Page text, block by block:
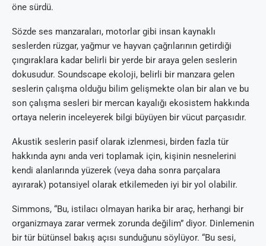
öne sürdü.
Sözde ses manzaraları, motorlar gibi insan kaynaklı
seslerden rüzgar, yağmur ve hayvan çağrılarının getirdiği
çıngıraklara kadar belirli bir yerde bir araya gelen seslerin
dokusudur. Soundscape ekoloji, belirli bir manzara gelen
seslerin çalışma olduğu bilim gelişmekte olan bir alan ve bu
son çalışma sesleri bir mercan kayalığı ekosistem hakkında
ortaya nelerin inceleyerek bilgi büyüyen bir vücut parçasıdır.
Akustik seslerin pasif olarak izlenmesi, birden fazla tür
hakkında aynı anda veri toplamak için, kişinin nesnelerini
kendi alanlarında yüzerek (veya daha sonra parçalara
ayırarak) potansiyel olarak etkilemeden iyi bir yol olabilir.
Simmons, “Bu, istilacı olmayan harika bir araç, herhangi bir
organizmaya zarar vermek zorunda değilim” diyor. Dinlemenin
bir tür bütünsel bakış açısı sunduğunu söylüyor. “Bu sesi,